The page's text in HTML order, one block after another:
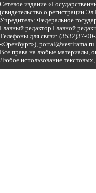
Сетевое издание
(свидетельство о регистрации
Учредитель: Федеральное
Главный редактор Главной
Телефоны для связи: (3532)37-
«Оренбург»), portal@vestirama.ru.
Все права на любые материалы,
Любое использование